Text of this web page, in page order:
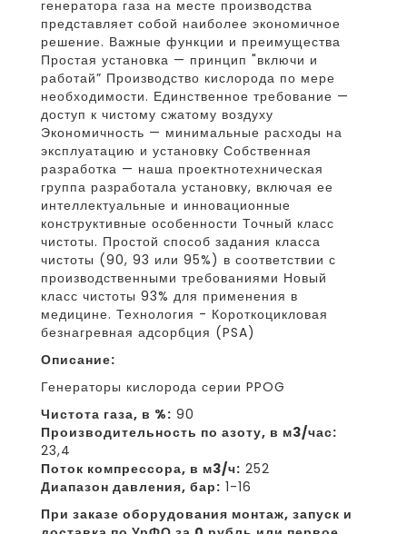
генератора газа на месте производства
представляет собой наиболее экономичное
решение. Важные функции и преимущества
Простая установка — принцип "включи и
работай” Производство кислорода по мере
необходимости. Единственное требование —
доступ к чистому сжатому воздуху
Экономичность — минимальные расходы на
эксплуатацию и установку Собственная
разработка — наша проектнотехническая
группа разработала установку, включая ее
интеллектуальные и инновационные
конструктивные особенности Точный класс
чистоты. Простой способ задания класса
чистоты (90, 93 или 95%) в соответствии с
производственными требованиями Новый
класс чистоты 93% для применения в
медицине. Технология - Короткоцикловая
безнагревная адсорбция (PSA)
Описание:
Генераторы кислорода серии PPOG
Чистота газа, в %: 90
Производительность по азоту, в м3/час:
23,4
Поток компрессора, в м3/ч: 252
Диапазон давления, бар: 1-16
При заказе оборудования монтаж, запуск и